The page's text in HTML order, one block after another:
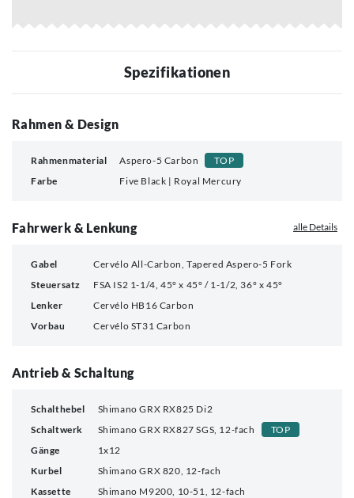
Spezifikationen
Rahmen & Design
Rahmenmaterial Aspero-5 Carbon
TOP
Farbe
Five Black | Royal Mercury
Fahrwerk & Lenkung alle Details
Gabel
Cervélo All-Carbon, Tapered Aspero-5 Fork
Steuersatz
FSA IS2 1-1/4, 45° x 45° / 1-1/2, 36° x 45°
Lenker
Cervélo HB16 Carbon
Vorbau
Cervélo ST31 Carbon
Antrieb & Schaltung
Schalthebel
Shimano GRX RX825 Di2
Schaltwerk
Shimano GRX RX827 SGS, 12-fach
TOP
Gänge
1x12
Kurbel
Shimano GRX 820, 12-fach
Kassette
Shimano M9200, 10-51, 12-fach